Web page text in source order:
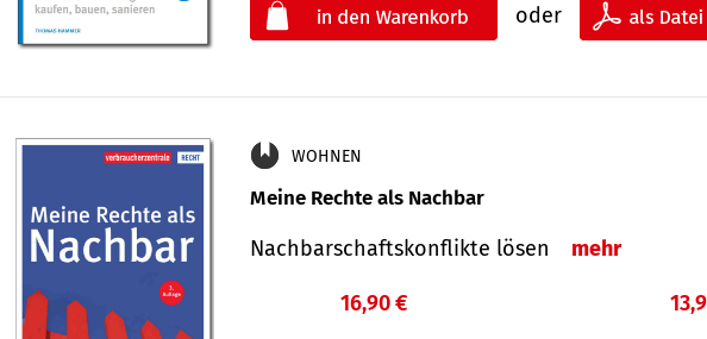
oder
WOHNEN
Meine Rechte als Nachbar
Nach­bar­schafts­konflikte lösen mehr
16,90 €